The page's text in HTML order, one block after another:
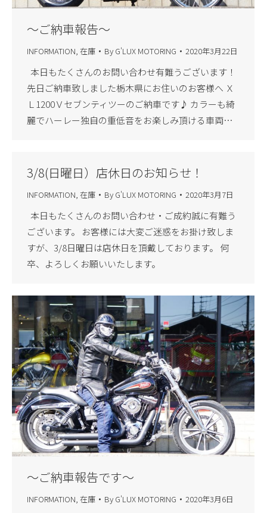
～ご納車報告～
INFORMATION, 在庫 By G'LUX MOTORING 2020年3月22日
本日もたくさんのお問い合わせ有難うございます！
先日ご納車致しました栃木県にお住いのお客様へ Ｘ
Ｌ1200Ｖセブンティツーのご納車です♪ カラーも綺
麗でハーレー独自の重低音をお楽しみ頂ける車両…
3/8(日曜日）店休日のお知らせ！
INFORMATION, 在庫 By G'LUX MOTORING 2020年3月7日
本日もたくさんのお問い合わせ・ご成約誠に有難う
ございます。 お客様には大変ご迷惑をお掛け致しま
すが、3/8日曜日は店休日を頂戴しております。 何
卒、よろしくお願いいたします。
～ご納車報告です～
INFORMATION, 在庫 By G'LUX MOTORING 2020年3月6日